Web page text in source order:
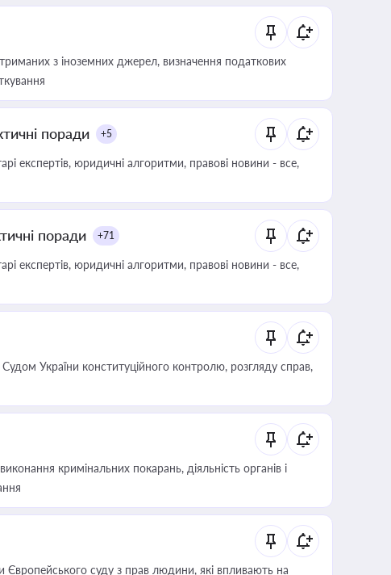
з іноземних джерел, визначення податкових
поради +5
експертів, юридичні алгоритми, правові новини - все,
поради +71
експертів, юридичні алгоритми, правові новини - все,
України конституційного контролю, розгляду справ,
кримінальних покарань, діяльність органів і
Європейського суду з прав людини, які впливають на